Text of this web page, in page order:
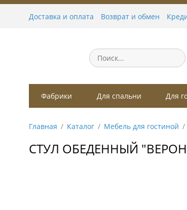
Доставка и оплата Возврат и обмен
Фабрики Для спальни Для
Главная Каталог Мебель для гостиной
СТУЛ ОБЕДЕННЫЙ